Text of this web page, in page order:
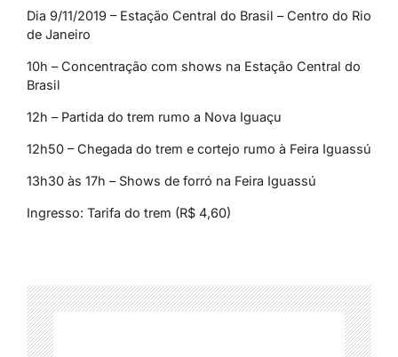
Dia 9/11/2019 – Estação Central do Brasil – Centro do Rio
de Janeiro
10h – Concentração com shows na Estação Central do
Brasil
12h – Partida do trem rumo a Nova Iguaçu
12h50 – Chegada do trem e cortejo rumo à Feira Iguassú
13h30 às 17h – Shows de forró na Feira Iguassú
Ingresso: Tarifa do trem (R$ 4,60)